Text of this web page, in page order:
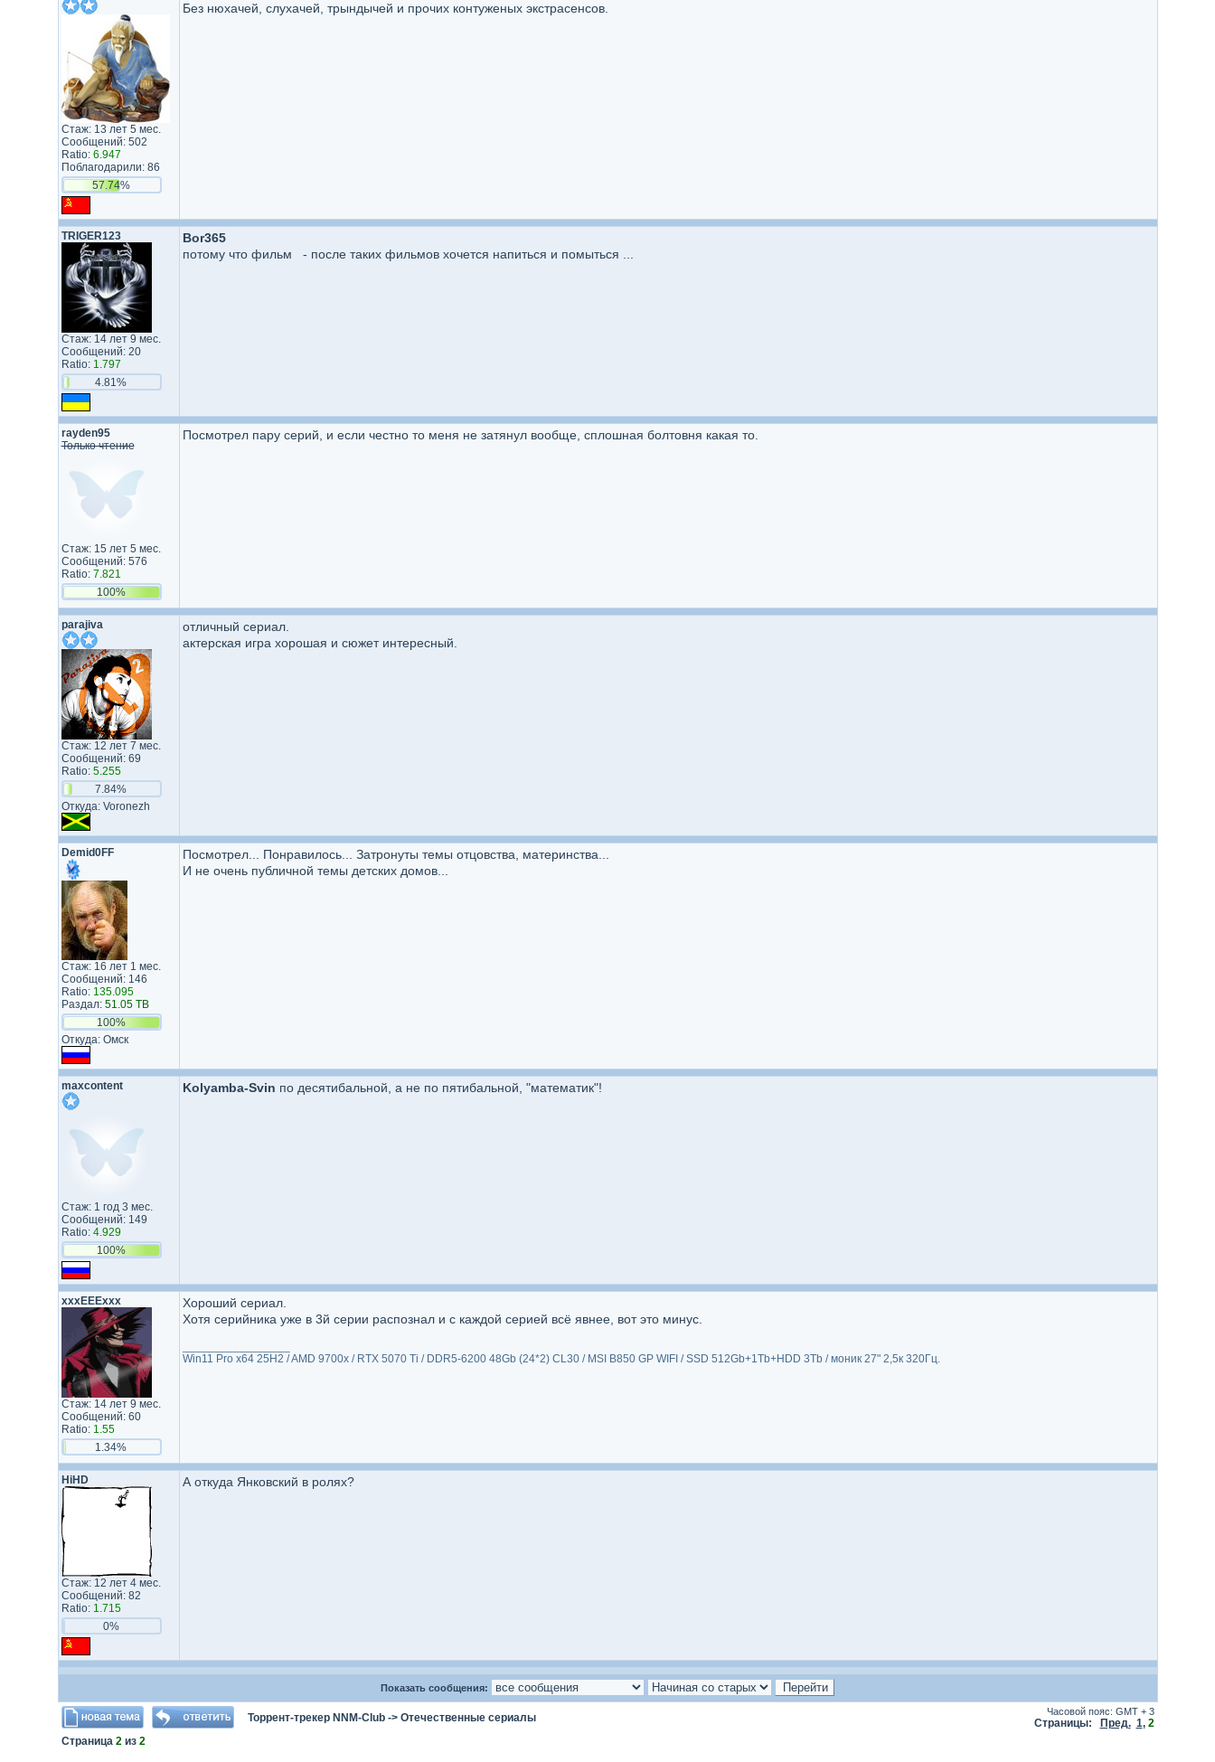
Стаж: 13 лет 5 мес.
Сообщений: 502
Ratio: 6.947
Поблагодарили: 86
57.74%
Без нюхачей, слухачей, трындычей и прочих контуженых экстрасенсов.
TRIGER123
Стаж: 14 лет 9 мес.
Сообщений: 20
Ratio: 1.797
4.81%
Bor365
потому что фильм - после таких фильмов хочется напиться и помыться ...
rayden95
Только чтение
Стаж: 15 лет 5 мес.
Сообщений: 576
Ratio: 7.821
100%
Посмотрел пару серий, и если честно то меня не затянул вообще, сплошная болтовня какая то.
parajiva
Стаж: 12 лет 7 мес.
Сообщений: 69
Ratio: 5.255
7.84%
Откуда: Voronezh
отличный сериал.
актерская игра хорошая и сюжет интересный.
Demid0FF
Стаж: 16 лет 1 мес.
Сообщений: 146
Ratio: 135.095
Раздал: 51.05 TB
100%
Откуда: Омск
Посмотрел... Понравилось... Затронуты темы отцовства, материнства...
И не очень публичной темы детских домов...
maxcontent
Стаж: 1 год 3 мес.
Сообщений: 149
Ratio: 4.929
100%
Kolyamba-Svin по десятибальной, а не по пятибальной, "математик"!
xxxEEExxx
Стаж: 14 лет 9 мес.
Сообщений: 60
Ratio: 1.55
1.34%
Хороший сериал.
Хотя серийника уже в 3й серии распознал и с каждой серией всё явнее, вот это минус.
Win11 Pro x64 25H2 / AMD 9700x / RTX 5070 Ti / DDR5-6200 48Gb (24*2) CL30 / MSI B850 GP WIFI / SSD 512Gb+1Tb+HDD 3Tb / моник 27" 2,5к 320Гц.
HiHD
Стаж: 12 лет 4 мес.
Сообщений: 82
Ratio: 1.715
0%
А откуда Янковский в ролях?
Показать сообщения:
Торрент-трекер NNM-Club-> Отечественные сериалы Часовой пояс: GMT + 3
Страницы: Пред. 1, 2
Страница 2из 2